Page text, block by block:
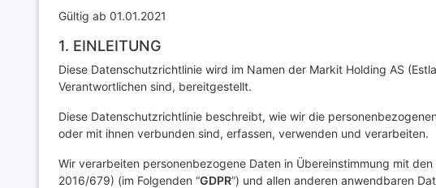
Gültig ab 01.01.2021
1. EINLEITUNG
Diese Datenschutzrichtlinie wird im Namen der Markit Holding AS
Verantwortlichen sind, bereitgestellt.
Diese Datenschutzrichtlinie beschreibt, wie wir die
oder mit ihnen verbunden sind, erfassen, verwenden und verarbeiten.
Wir verarbeiten personenbezogene Daten in Übereinstimmung mit
2016/679) (im Folgenden “GDPR”) und allen anderen anwendbaren